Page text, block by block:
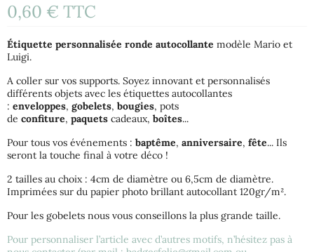
0,60 € TTC
Étiquette personnalisée ronde autocollante modèle Mario et
Luigi.
A coller sur vos supports. Soyez innovant et personnalisés
différents objets avec les étiquettes autocollantes
: enveloppes, gobelets, bougies, pots
de confiture, paquets cadeaux, boîtes...
Pour tous vos événements : baptême, anniversaire, fête... Ils
seront la touche final à votre déco !
2 tailles au choix : 4cm de diamètre ou 6,5cm de diamètre.
Imprimées sur du papier photo brillant autocollant 120gr/m².
Pour les gobelets nous vous conseillons la plus grande taille.
Pour personnaliser l’article avec d’autres motifs, n’hésitez pas à